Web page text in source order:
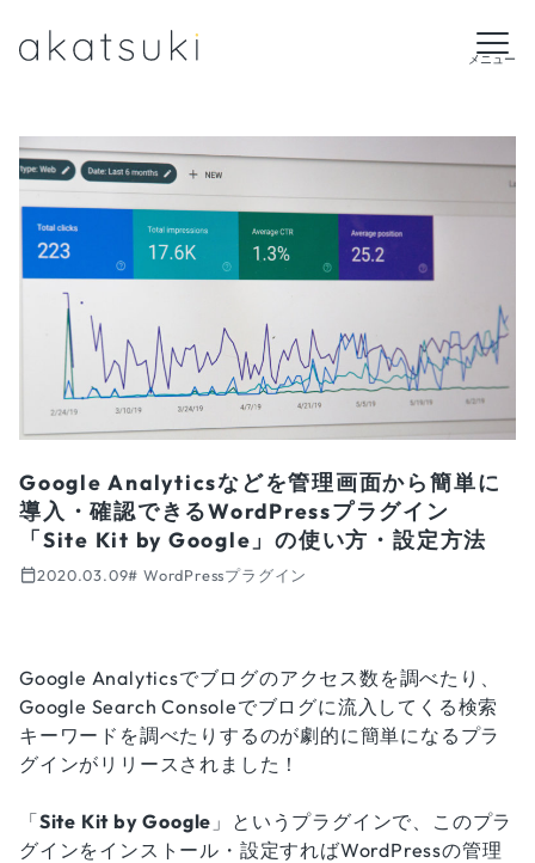
メニュー
Google Analyticsなどを管理画面から簡単に
導入・確認できるWordPressプラグイン
「Site Kit by Google」の使い方・設定方法
投稿日:
2020.03.09# WordPressプラグイン
Google Analyticsでブログのアクセス数を調べたり、
Google Search Consoleでブログに流入してくる検索
キーワードを調べたりするのが劇的に簡単になるプラ
グインがリリースされました！
「Site Kit by Google 」というプラグインで、このプラ
グインをインストール・設定すればWordPressの管理